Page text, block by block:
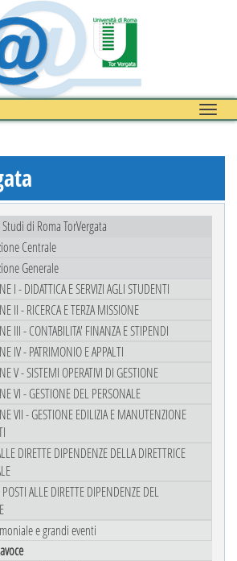
Toggle
di Roma TorVergata
Centrale
Generale
I - DIDATTICA E SERVIZI AGLI STUDENTI
II - RICERCA E TERZA MISSIONE
III - CONTABILITA' FINANZA E STIPENDI
IV - PATRIMONIO E APPALTI
V - SISTEMI OPERATIVI DI GESTIONE
VI - GESTIONE DEL PERSONALE
VII - GESTIONE EDILIZIA E MANUTENZIONE
DIRETTE DIPENDENZE DELLA DIRETTRICE
ALLE DIRETTE DIPENDENZE DEL
e grandi eventi